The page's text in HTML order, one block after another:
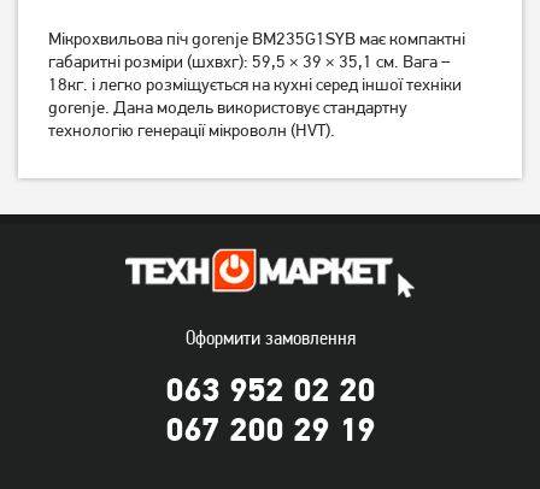
Мікрохвильова піч gorenje BM235G1SYB має компактні
габаритні розміри (шхвхг): 59,5 × 39 × 35,1 см. Вага –
18кг. і легко розміщується на кухні серед іншої техніки
gorenje. Дана модель використовує стандартну
технологію генерації мікроволн (HVT).
Оформити замовлення
063 952 02 20
067 200 29 19